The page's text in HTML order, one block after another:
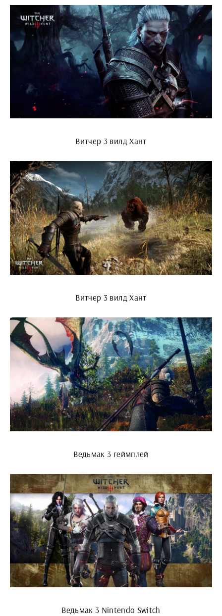
Витчер 3 вилд Хант
Витчер 3 вилд Хант
Ведьмак 3 геймплей
Ведьмак 3 Nintendo Switch